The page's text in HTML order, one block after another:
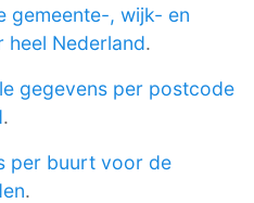
gemeente-, wijk- en
Nederland.
gegevens per postcode
.
per buurt voor de
.